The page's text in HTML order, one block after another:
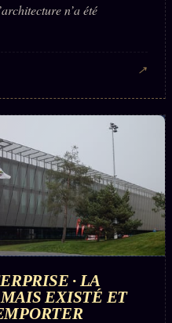
n’a été
↗
· LA
EXISTÉ ET